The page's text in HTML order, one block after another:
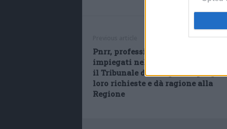
Pnrr, professionisti autonomi
impiegati nel progetto ‘1000
il Tribunale di Bologna respinge
loro richieste e dà ragione alla
Regione